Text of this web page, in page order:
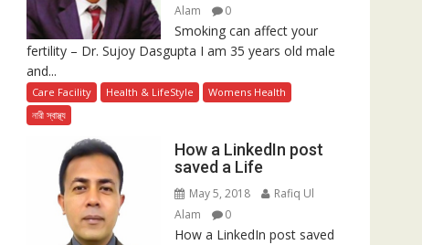
Alam
0
Smoking can affect your
fertility – Dr. Sujoy Dasgupta I am 35 years old male
and...
Care Facility Health & LifeStyle
Womens Health
নারী স্বাস্থ্য
How a LinkedIn post
saved a Life
May 5, 2018
Rafiq Ul
Alam
0
How a LinkedIn post saved